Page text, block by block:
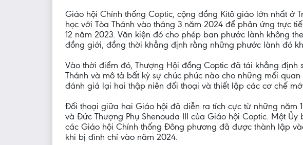
Giáo hội Chính thống Coptic, cộng đồng Kitô giáo lớn nhất ở
học với Tòa Thánh vào tháng 3 năm 2024 để phản ứng trực
12 năm 2023. Văn kiện đó cho phép ban phước lành không
đồng giới, đồng thời khẳng định rằng những phước lành đó
Vào thời điểm đó, Thượng Hội đồng Coptic đã tái khẳng
Thánh và mô tả bất kỳ sự chúc phúc nào cho những mối
đánh giá lại hai thập niên đối thoại và thiết lập các cơ chế
Đối thoại giữa hai Giáo hội đã diễn ra tích cực từ những năm
và Đức Thượng Phụ Shenouda III của Giáo hội Coptic. Một
các Giáo hội Chính thống Đông phương đã được thành lập
khi bị đình chỉ vào năm 2024.